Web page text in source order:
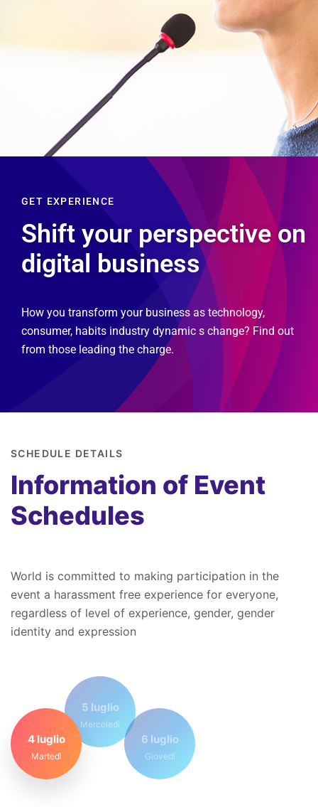
GET EXPERIENCE
Shift your perspective on
digital business
How you transform your business as technology,
consumer, habits industry dynamic s change? Find out
from those leading the charge.
SCHEDULE DETAILS
Information of Event
Schedules
World is committed to making participation in the
event a harassment free experience for everyone,
regardless of level of experience, gender, gender
identity and expression
4 luglio
Martedì
5 luglio
Mercoledì
6 luglio
Giovedì